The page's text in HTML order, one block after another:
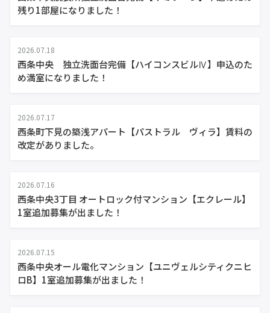
残り1部屋になりました！
2026.07.18
西条中央 独立洗面台完備【ハイコンスビルⅣ】申込のた
め満室になりました！
2026.07.17
西条町下見の築浅アパート【パストラル ヴィラ】賃料の
改定がありました。
2026.07.16
西条中央3丁目 オートロック付マンション【エクレール】
1室追加募集が出ました！
2026.07.15
西条中央オール電化マンション【ユニヴェルシティクニヒ
ロB】1室追加募集が出ました！